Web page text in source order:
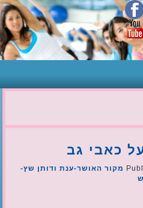
כאבי גב
מקור האושר-ענת ודותן שץ-